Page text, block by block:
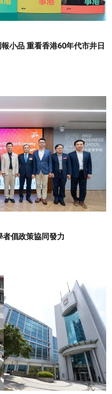
小品 重看香港60年代市井日
者倡政策協同發力